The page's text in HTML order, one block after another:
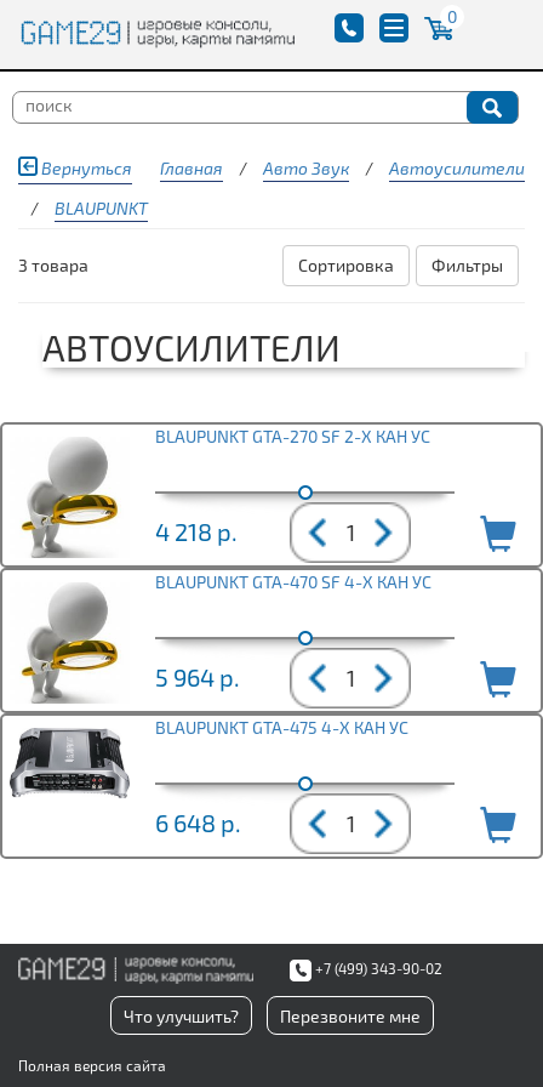
0
Вернуться Главная / Авто Звук /
Автоусилители
/
BLAUPUNKT
3 товара Фильтры
Сортировка
АВТОУСИЛИТЕЛИ
BLAUPUNKT GTA-270 SF 2-Х КАН УС
4 218 р.
BLAUPUNKT GTA-470 SF 4-Х КАН УС
5 964 р.
BLAUPUNKT GTA-475 4-Х КАН УС
6 648 р.
+7 (499) 343-90-02
Что улучшить? Перезвоните мне
Полная версия сайта